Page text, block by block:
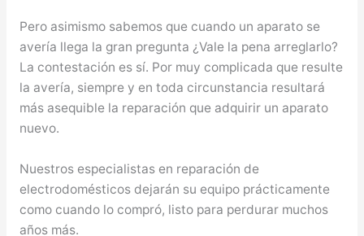
Pero asimismo sabemos que cuando un aparato se
avería llega la gran pregunta ¿Vale la pena arreglarlo?
La contestación es sí. Por muy complicada que resulte
la avería, siempre y en toda circunstancia resultará
más asequible la reparación que adquirir un aparato
nuevo.
Nuestros especialistas en reparación de
electrodomésticos dejarán su equipo prácticamente
como cuando lo compró, listo para perdurar muchos
años más.